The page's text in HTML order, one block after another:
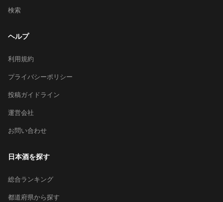
検索
ヘルプ
利用規約
プライバシーポリシー
投稿ガイドライン
運営会社
お問い合わせ
日本酒を探す
総合ランキング
都道府県から探す